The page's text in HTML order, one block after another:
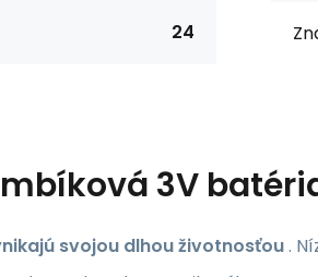
24
3V batéria
svojou dlhou životnosťou.